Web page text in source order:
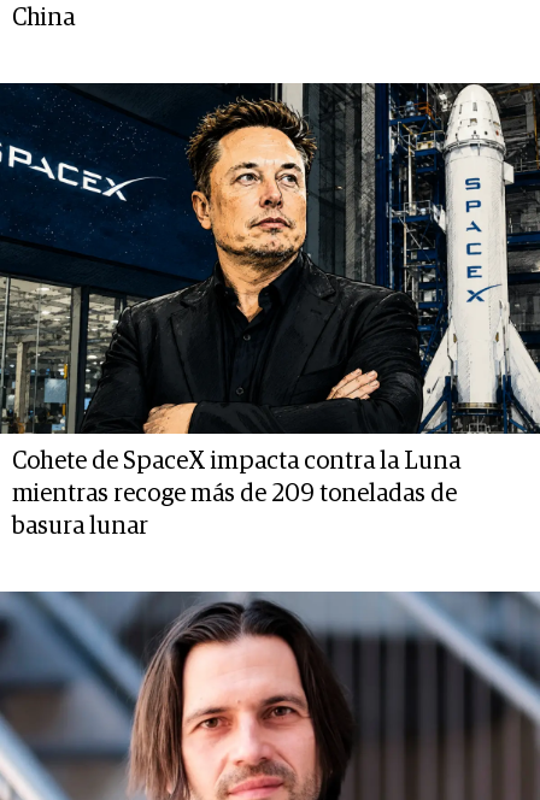
China
Cohete de SpaceX impacta contra la Luna
mientras recoge más de 209 toneladas de
basura lunar